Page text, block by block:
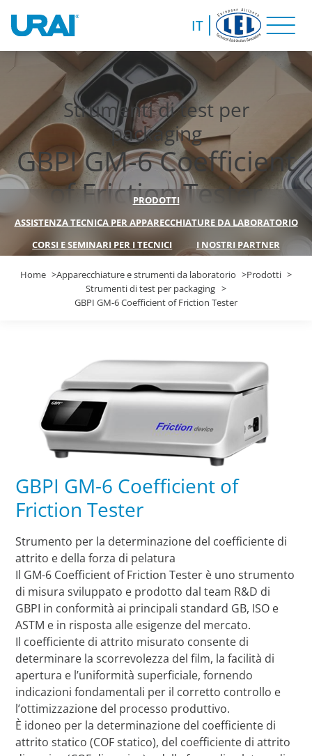
IT
Strumenti di test per
packaging
GBPI GM-6 Coefficient
of Friction Tester
PRODOTTI
ASSISTENZA TECNICA PER APPARECCHIATURE DA LABORATORIO
CORSI E SEMINARI PER I TECNICI
I NOSTRI PARTNER
Home Apparecchiature e strumenti da laboratorio
Prodotti
Strumenti di test per packaging
GBPI GM-6 Coefficient of Friction Tester
GBPI GM-6 Coefficient of
Friction Tester
Strumento per la determinazione del coefficiente di
attrito e della forza di pelatura
Il GM-6 Coefficient of Friction Tester è uno strumento
di misura sviluppato e prodotto dal team R&D di
GBPI in conformità ai principali standard GB, ISO e
ASTM e in risposta alle esigenze del mercato.
Il coefficiente di attrito misurato consente di
determinare la scorrevolezza del film, la facilità di
apertura e l’uniformità superficiale, fornendo
indicazioni fondamentali per il corretto controllo e
l’ottimizzazione del processo produttivo.
È idoneo per la determinazione del coefficiente di
attrito statico (COF statico), del coefficiente di attrito